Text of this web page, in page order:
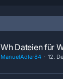
Wh Dateien für
ManuelAdler84 12.